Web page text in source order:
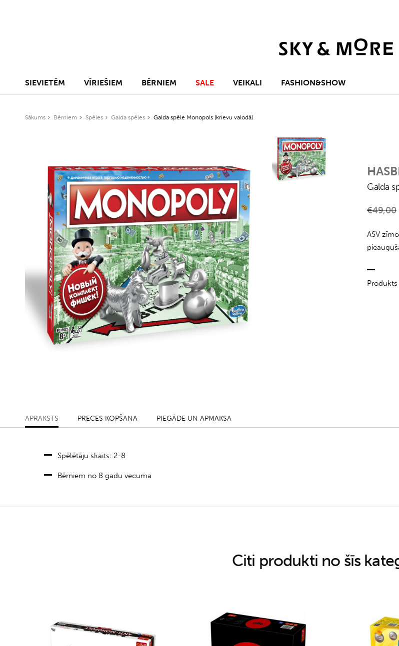
SIEVIETĒM VĪRIEŠIEM BĒRNIEM SALE VEIKALI FASHION&SHOW
Sākums Bērniem Spēles Galda spēles Galda spēle Monopols (krievu valodā)
Galda
€49,00
ASV
Produkts
APRAKSTS PRECES KOPŠANA PIEGĀDE UN APMAKSA
Spēlētāju skaits: 2-8
Bērniem no 8 gadu vecuma
Citi produkti no šīs